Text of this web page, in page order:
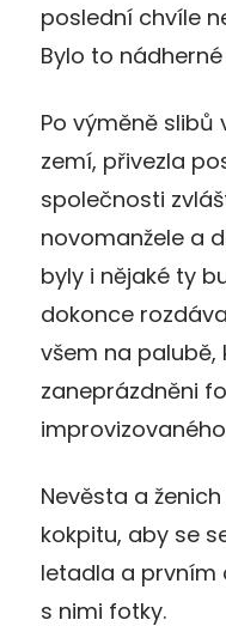
poslední chvíle
Bylo to
Po výměně
zemí, přivezla
společnosti
novomanžele a
byly i nějaké ty
dokonce
všem na palubě,
zaneprázdněni
Nevěsta a
kokpitu, aby se
letadla a prvním
s nimi fotky.